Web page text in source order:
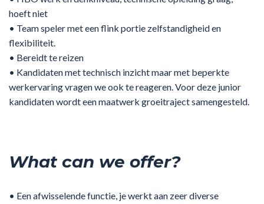
hoeft niet
• Team speler met een flink portie zelfstandigheid en
flexibiliteit.
• Bereidt te reizen
• Kandidaten met technisch inzicht maar met beperkte
werkervaring vragen we ook te reageren. Voor deze junior
kandidaten wordt een maatwerk groeitraject samengesteld.
What can we offer?
• Een afwisselende functie, je werkt aan zeer diverse